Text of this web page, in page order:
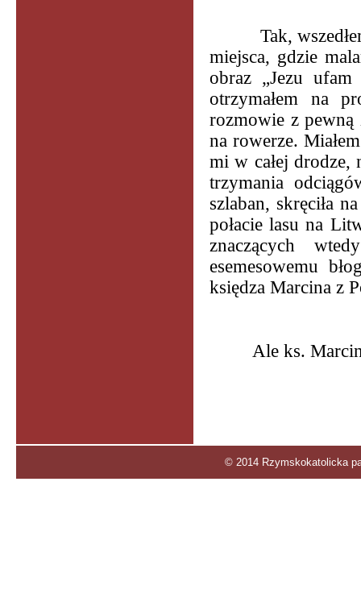
Tak,
miejsca, gdzie
obraz „Jezu
otrzymałem na
rozmowie z pewną
na rowerze.
mi w całej drodze,
trzymania
szlaban, skręciła
połacie lasu na
znaczących
esemesowemu
księdza Marcina z
Ale ks.
© 2014 Rzymskokatolicka